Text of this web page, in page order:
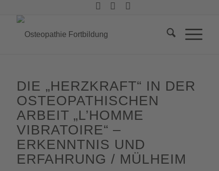
DIE „HERZKRAFT“ IN DER
OSTEOPATHISCHEN
ARBEIT „L’HOMME
VIBRATOIRE“ –
ERKENNTNIS UND
ERFAHRUNG / MÜLHEIM